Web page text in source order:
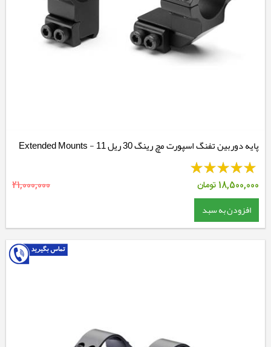
پایه دوربین تفنگ اسپورت مچ رینگ 30 ریل 11 - Extended Mounts
18,500,000 تومان 21,000,000
افزودن به سبد